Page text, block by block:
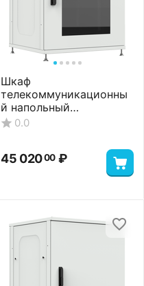
Шкаф
телекоммуникационны
й напольный
ШТНП-22U-800-600-С-
0.0
45 02000 ₽